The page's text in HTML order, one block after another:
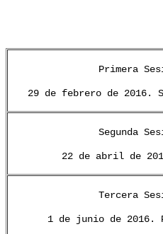
Primera
29 de febrero de 2016.
Segunda
22 de abril de
Tercera
1 de junio de 2016.